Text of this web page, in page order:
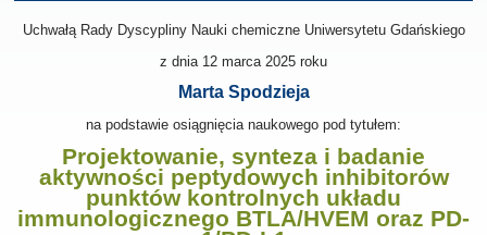
Uchwałą Rady Dyscypliny Nauki chemiczne Uniwersytetu Gdańskiego
z dnia 12 marca 2025 roku
Marta Spodzieja
na podstawie osiągnięcia naukowego pod tytułem:
Projektowanie, synteza i badanie
aktywności peptydowych inhibitorów
punktów kontrolnych układu
immunologicznego BTLA/HVEM oraz PD-